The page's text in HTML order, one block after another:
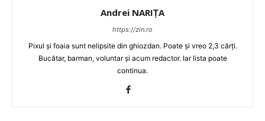
Andrei NARIȚA
https://zin.ro
Pixul și foaia sunt nelipsite din ghiozdan. Poate și vreo 2,3 cărți.
Bucătar, barman, voluntar și acum redactor. Iar lista poate
continua.